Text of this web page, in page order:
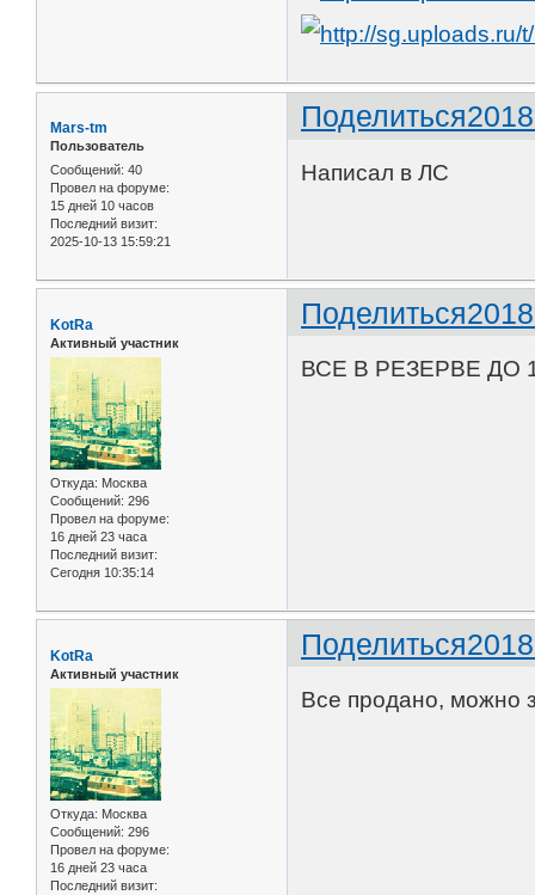
Поделиться
Mars-tm
Пользователь
Сообщений: 40
Провел на форуме:
15 дней 10 часов
Последний визит:
2025-10-13 15:59:21
Написал в ЛС
Поделиться
KotRa
Активный участник
Откуда: Москва
Сообщений: 296
Провел на форуме:
16 дней 23 часа
Последний визит:
Сегодня 10:35:14
ВСЕ В РЕЗЕРВЕ ДО
Поделиться
KotRa
Активный участник
Откуда: Москва
Сообщений: 296
Провел на форуме:
16 дней 23 часа
Последний визит:
Все продано, можно